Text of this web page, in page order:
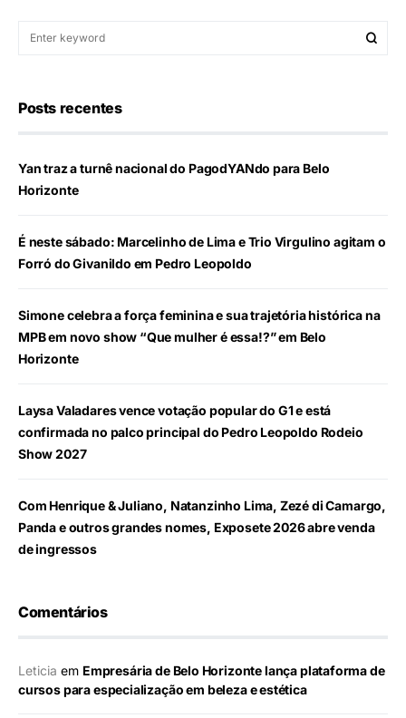
Posts recentes
Yan traz a turnê nacional do PagodYANdo para Belo
Horizonte
É neste sábado: Marcelinho de Lima e Trio Virgulino agitam o
Forró do Givanildo em Pedro Leopoldo
Simone celebra a força feminina e sua trajetória histórica na
MPB em novo show “Que mulher é essa!?” em Belo
Horizonte
Laysa Valadares vence votação popular do G1 e está
confirmada no palco principal do Pedro Leopoldo Rodeio
Show 2027
Com Henrique & Juliano, Natanzinho Lima, Zezé di Camargo,
Panda e outros grandes nomes, Exposete 2026 abre venda
de ingressos
Comentários
Leticia em Empresária de Belo Horizonte lança plataforma de
cursos para especialização em beleza e estética